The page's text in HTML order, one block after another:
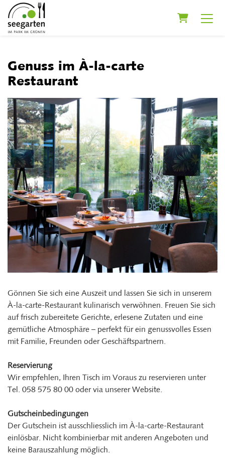
Genuss im À-la-carte
Restaurant
Gönnen Sie sich eine Auszeit und lassen Sie sich in unserem
À-la-carte-Restaurant kulinarisch verwöhnen. Freuen Sie sich
auf frisch zubereitete Gerichte, erlesene Zutaten und eine
gemütliche Atmosphäre – perfekt für ein genussvolles Essen
mit Familie, Freunden oder Geschäftspartnern.
Reservierung
Wir empfehlen, Ihren Tisch im Voraus zu reservieren unter
Tel. 058 575 80 00 oder via unserer Website.
Gutscheinbedingungen
Der Gutschein ist ausschliesslich im À-la-carte-Restaurant
einlösbar. Nicht kombinierbar mit anderen Angeboten und
keine Barauszahlung möglich.